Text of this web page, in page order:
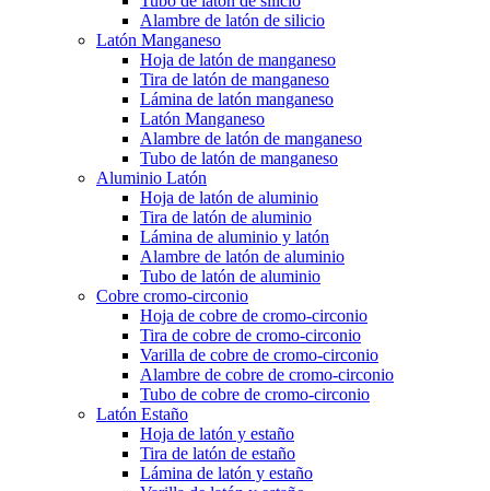
Alambre de latón de silicio
Latón Manganeso
Hoja de latón de manganeso
Tira de latón de manganeso
Lámina de latón manganeso
Latón Manganeso
Alambre de latón de manganeso
Tubo de latón de manganeso
Aluminio Latón
Hoja de latón de aluminio
Tira de latón de aluminio
Lámina de aluminio y latón
Alambre de latón de aluminio
Tubo de latón de aluminio
Cobre cromo-circonio
Hoja de cobre de cromo-circonio
Tira de cobre de cromo-circonio
Varilla de cobre de cromo-circonio
Alambre de cobre de cromo-circonio
Tubo de cobre de cromo-circonio
Latón Estaño
Hoja de latón y estaño
Tira de latón de estaño
Lámina de latón y estaño